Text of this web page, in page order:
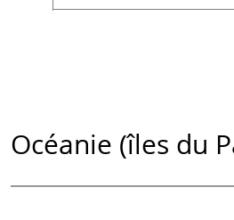
Océanie (îles du